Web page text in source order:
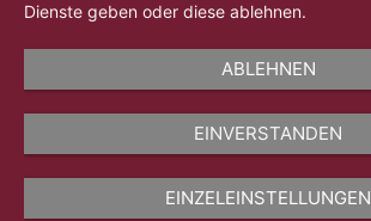
Dienste geben oder diese ablehnen.
ABLEHNEN
EINVERSTANDEN
EINZELEINSTELLUNGEN